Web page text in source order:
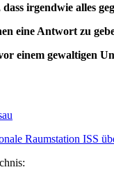
irgendwie alles
eine Antwort zu
einem gewaltigen
Raumstation ISS